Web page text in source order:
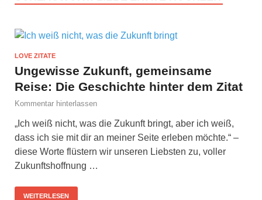
LOVE ZITATE
Ungewisse Zukunft, gemeinsame
Reise: Die Geschichte hinter dem Zitat
Kommentar hinterlassen
„Ich weiß nicht, was die Zukunft bringt, aber ich weiß,
dass ich sie mit dir an meiner Seite erleben möchte.“ –
diese Worte flüstern wir unseren Liebsten zu, voller
Zukunftshoffnung …
WEITERLESEN